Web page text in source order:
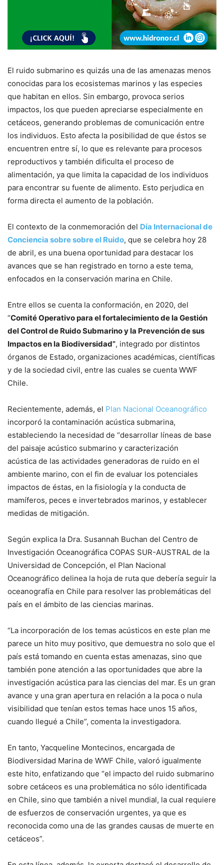
El ruido submarino es quizás una de las amenazas menos
conocidas para los ecosistemas marinos y las especies
que habitan en ellos. Sin embargo, provoca serios
impactos, los que pueden apreciarse especialmente en
cetáceos, generando problemas de comunicación entre
los individuos. Esto afecta la posibilidad de que éstos se
encuentren entre sí, lo que es relevante para procesos
reproductivos y también dificulta el proceso de
alimentación, ya que limita la capacidad de los individuos
para encontrar su fuente de alimento. Esto perjudica en
forma directa el aumento de la población.
El contexto de la conmemoración del Día Internacional de
Conciencia sobre sobre el Ruido, que se celebra hoy 28
de abril, es una buena oportunidad para destacar los
avances que se han registrado en torno a este tema,
enfocados en la conservación marina en Chile.
Entre ellos se cuenta la conformación, en 2020, del
“Comité Operativo para el fortalecimiento de la Gestión
del Control de Ruido Submarino y la Prevención de sus
Impactos en la Biodiversidad”, integrado por distintos
órganos de Estado, organizaciones académicas, científicas
y de la sociedad civil, entre las cuales se cuenta WWF
Chile.
Recientemente, además, el Plan Nacional Oceanográfico
incorporó la contaminación acústica submarina,
estableciendo la necesidad de “desarrollar líneas de base
del paisaje acústico submarino y caracterización
acústica de las actividades generadoras de ruido en el
ambiente marino, con el fin de evaluar los potenciales
impactos de éstas, en la fisiología y la conducta de
mamíferos, peces e invertebrados marinos, y establecer
medidas de mitigación.
Según explica la Dra. Susannah Buchan del Centro de
Investigación Oceanográfica COPAS SUR-AUSTRAL de la
Universidad de Concepción, el Plan Nacional
Oceanográfico delinea la hoja de ruta que debería seguir la
oceanografía en Chile para resolver las problemáticas del
país en el ámbito de las ciencias marinas.
“La incorporación de los temas acústicos en este plan me
parece un hito muy positivo, que demuestra no solo que el
país está tomando en cuenta estas amenazas, sino que
también pone atención a las oportunidades que abre la
investigación acústica para las ciencias del mar. Es un gran
avance y una gran apertura en relación a la poca o nula
visibilidad que tenían estos temas hace unos 15 años,
cuando llegué a Chile”, comenta la investigadora.
En tanto, Yacqueline Montecinos, encargada de
Biodiversidad Marina de WWF Chile, valoró igualmente
este hito, enfatizando que “el impacto del ruido submarino
sobre cetáceos es una problemática no sólo identificada
en Chile, sino que también a nivel mundial, la cual requiere
de esfuerzos de conservación urgentes, ya que es
reconocida como una de las grandes causas de muerte en
cetáceos”.